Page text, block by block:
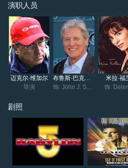
是最初组建议会的米纳里神圣人物的
演职人员
迈克尔·维加尔
导演
布鲁斯·巴克林纳
饰: John J. Sheridan
米拉·福
饰:
剧照